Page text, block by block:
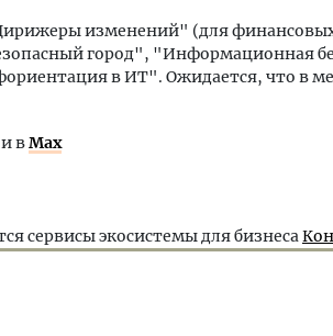
изменений" (для
город", "Информационная
в ИТ". Ожидается, что в
и вMax
сервисы экосистемы для бизнеса